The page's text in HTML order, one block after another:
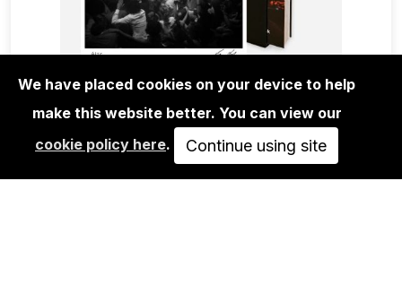
BEN DE BIEL: ELEGANTLY WASTED –
RITTER BUTZKE…
We have placed cookies on your device to help
make this website better. You can view our
cookie policy here. Continue using site